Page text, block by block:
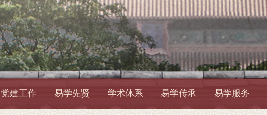
党建工作 易学先贤 学术体系 易学传承 易学服务